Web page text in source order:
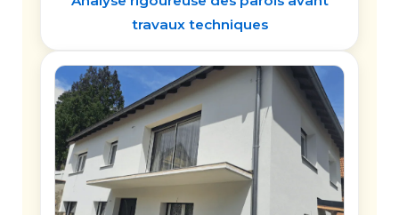
travaux techniques